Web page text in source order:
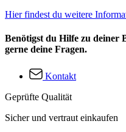
Hier findest du weitere
Benötigst du Hilfe zu deiner
gerne deine Fragen.
Kontakt
Geprüfte Qualität
Sicher und vertraut einkaufen